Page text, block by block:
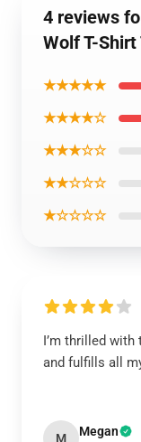
4 reviews
Wolf T-Shirt
★★★★★
★★★★☆
★★★☆☆
★★☆☆☆
★☆☆☆☆
I’m thrilled with
and fulfills all
M Megan